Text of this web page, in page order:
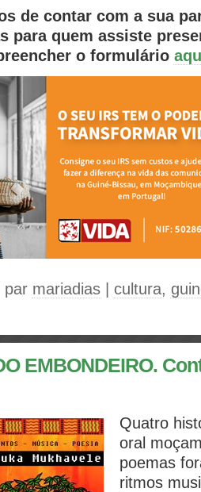
de contar com a sua
para quem assiste
o formulário
par mariadias cultura,
EMBONDEIRO.
Quatro
oral
poemas
ritmos